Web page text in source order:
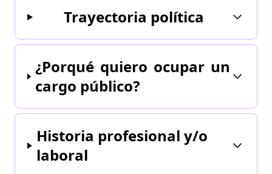
Trayectoria política
¿Porqué quiero ocupar un
cargo público?
Historia profesional y/o
laboral